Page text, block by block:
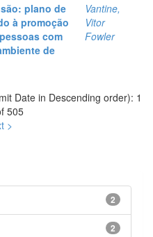
plano de
à promoção
com
de
Vantine,
Vitor
Fowler
Date in Descending order): 1
505
>
2
2